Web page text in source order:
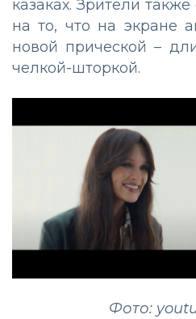
казаках. Зрители
на то, что на экране
новой прической –
челкой-шторкой.
Фото: